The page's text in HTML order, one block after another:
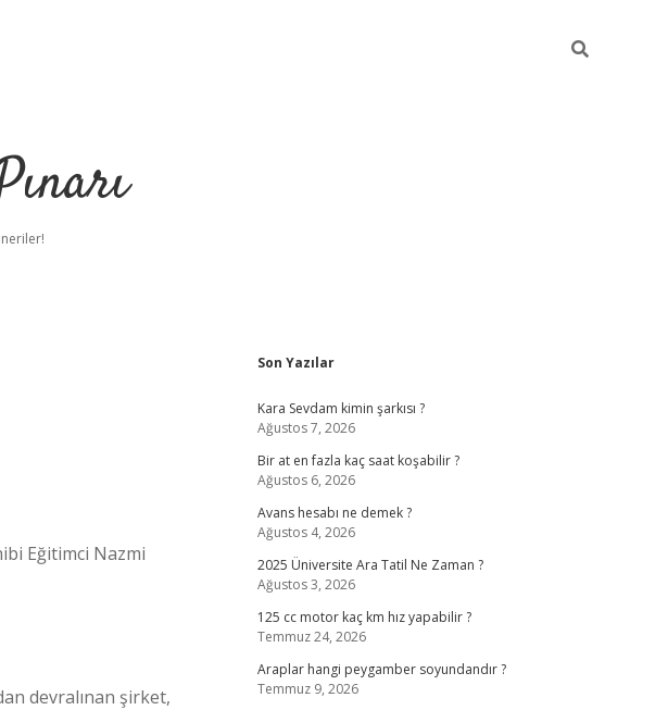
Eğitimci Nazmi
devralınan şirket,
Sidebar
Son Yazılar
Kara Sevdam kimin şarkısı ?
Ağustos 7, 2026
Bir at en fazla kaç saat koşabilir ?
Ağustos 6, 2026
Avans hesabı ne demek ?
Ağustos 4, 2026
2025 Üniversite Ara Tatil Ne Zaman ?
Ağustos 3, 2026
125 cc motor kaç km hız yapabilir ?
Temmuz 24, 2026
Araplar hangi peygamber soyundandır ?
Temmuz 9, 2026